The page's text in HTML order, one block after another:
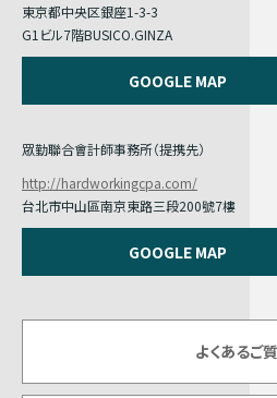
東京都中央区銀座1-3-3
G1ビル7階BUSICO.GINZA
GOOGLE MAP
眾勤聯合會計師事務所（提携先）
http://hardworkingcpa.com/
台北市中山區南京東路三段200號7樓
GOOGLE MAP
よくあるご